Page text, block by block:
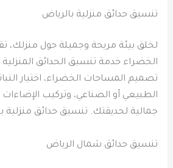
تنسيق حدائق منزلية بالرياض
لخلق بيئة مريحة وجميلة حول منزلك،
الخضراء خدمة تنسيق الحدائق
تصميم المساحات الخضراء، اختيار
الطبيعي أو الصناعي، وتركيب
جمالية لحديقتك. تنسيق حدائق منزلية
تنسيق حدائق شمال الرياض